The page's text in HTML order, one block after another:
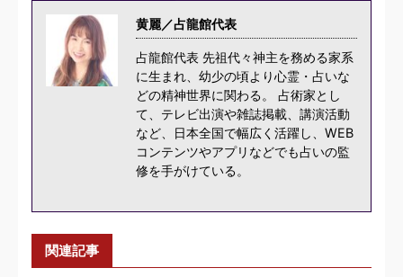
黄麗／占龍館代表
占龍館代表 先祖代々神主を務める家系
に生まれ、幼少の頃より心霊・占いな
どの精神世界に関わる。 占術家とし
て、テレビ出演や雑誌掲載、講演活動
など、日本全国で幅広く活躍し、WEB
コンテンツやアプリなどでも占いの監
修を手がけている。
関連記事